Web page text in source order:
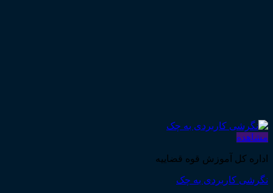
مشاهده
اداره کل آموزش قوه قضاییه
نگرشی کاربردی به چک